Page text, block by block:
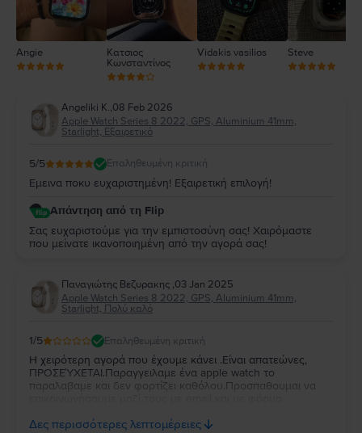
Angie
Κατσιος
Κωνσταντίνος
Vidakis vasilios Steve
Angeliki K.,08 Feb 2026
Apple Watch Series 8 2022, GPS, Aluminium 41mm,
Starlight, Εξαιρετικό
5/5 Επαληθευμένη κριτική
Εμεινα ποκυ ευχαριστημένη! Εξαιρετική επιλογή!
Απάντηση από τη Flip
Σας ευχαριστούμε για την εμπιστοσύνη σας! Χαιρόμαστε
που μείνατε ικανοποιημένη από την αγορά σας!
Παναγιώτης Βεζυρακης ,03 Jan 2025
Apple Watch Series 8 2022, GPS, Aluminium 41mm,
Starlight, Πολύ καλό
1/5 Επαληθευμένη κριτική
Η χειρότερη αγορά που έχουμε κάνει .Είναι απατεώνες,
ΠΡΟΣΕΎΧΕΤΑΙ.Παραγγειλαμε ένα apple watch το
παραλαβαμε και δεν φορτίζει καθόλου.Προσπαθουμαι να
δεν μασ απάντησαν ποτέ .Δυστυχώς χάσαμε 250 ευρώ.
Δες περισσότερες λεπτομέρειες